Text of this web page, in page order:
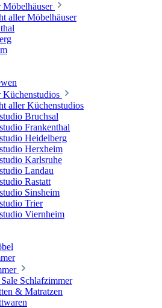
Möbelhäuser
aller Möbelhäuser
Küchenstudios
aller Küchenstudios
Bruchsal
Frankenthal
Heidelberg
Herxheim
Karlsruhe
Landau
Rastatt
Sinsheim
Trier
Viernheim
Schlafzimmer
& Matratzen